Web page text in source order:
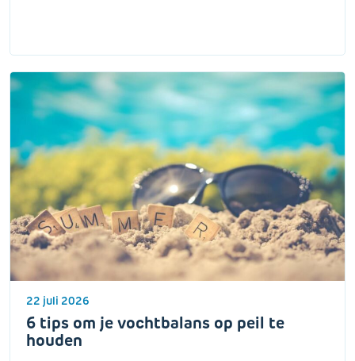
22 juli 2026
6 tips om je vochtbalans op peil te
houden